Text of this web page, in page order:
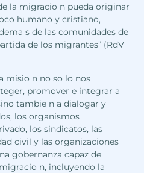
la migracio n pueda originar
humano y cristiano,
s de las comunidades de
de los migrantes” (RdV
misio n no so lo nos
promover e integrar a
tambie n a dialogar y
los organismos
los sindicatos, las
civil y las organizaciones
gobernanza capaz de
n, incluyendo la